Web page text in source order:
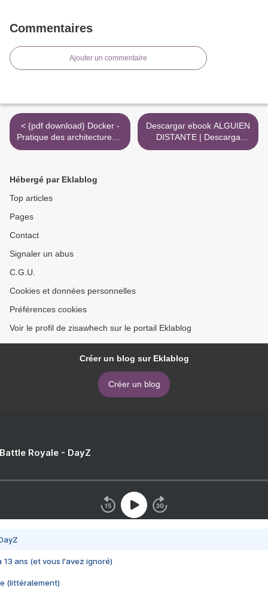
Commentaires
Ajouter un commentaire
< {pdf download} Docker -
Pratique des architectures à
base de conteneurs
Descargar ebook ALGUIEN
DISTANTE | Descarga
Libros Gratis (PDF - EPUB)
Hébergé par Eklablog
Top articles
Pages
Contact
Signaler un abus
C.G.U.
Cookies et données personnelles
Préférences cookies
Voir le profil de zisawhech sur le portail Eklablog
Créer un blog sur Eklablog
Créer un blog
Royale - DayZ
13 ans (et vous l'avez ignoré)
(littéralement)